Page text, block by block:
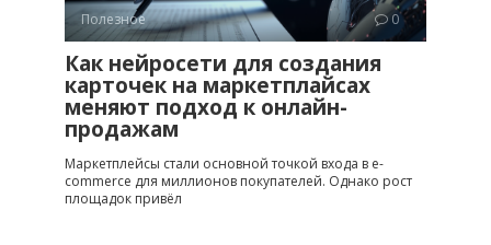
Полезное 0
Как нейросети для создания
карточек на маркетплайсах
меняют подход к онлайн-
продажам
Маркетплейсы стали основной точкой входа в e-
commerce для миллионов покупателей. Однако рост
площадок привёл